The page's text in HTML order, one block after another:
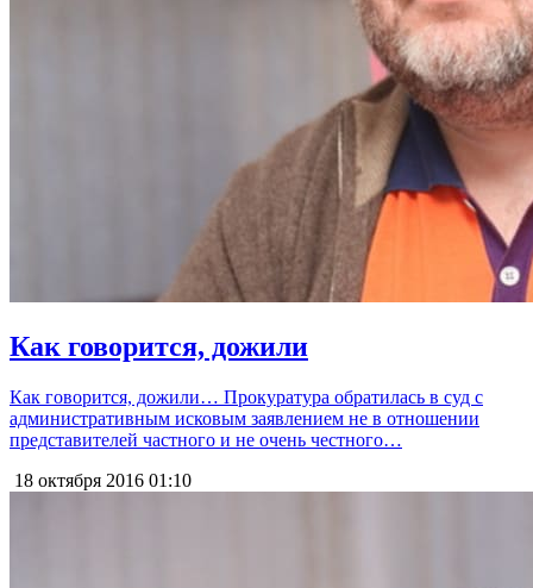
Как говорится, дожили
Как говорится, дожили… Прокуратура обратилась в суд с
административным исковым заявлением не в отношении
представителей частного и не очень честного…
18 октября 2016 01:10